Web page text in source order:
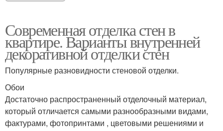
Современная отделка стен в
квартире. Варианты внутренней
декоративной отделки стен
Популярные разновидности стеновой отделки.
Обои
Достаточно распространенный отделочный материал,
который отличается самыми разнообразными видами,
фактурами, фотопринтами , цветовыми решениями и